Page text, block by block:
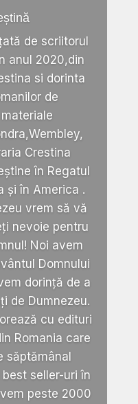
de scriitorul
anul 2020,din
si dorinta
de
Crestina
în Regatul
și în America .
vrem să vă
nevoie pentru
Noi avem
Domnului
dorință de a
de Dumnezeu.
cu edituri
Romania care
săptămânal
seller-uri în
peste 2000